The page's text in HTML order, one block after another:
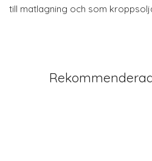
till matlagning och som